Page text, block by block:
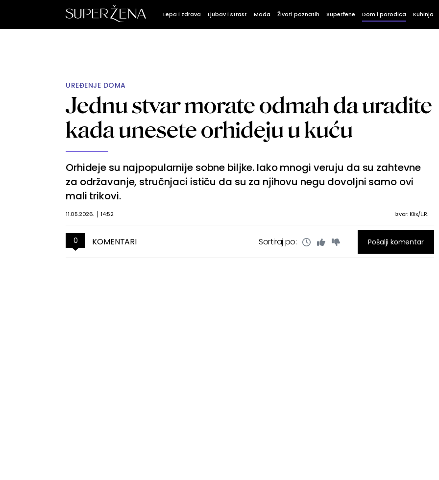
Lepa i zdrava Ljubav i strast Moda Životi poznatih Superžene Dom i porodica Kuhinja
UREĐENJE DOMA
Jednu stvar morate odmah da uradite
kada unesete orhideju u kuću
Orhideje su najpopularnije sobne biljke. Iako mnogi veruju da su zahtevne
za održavanje, stručnjaci ističu da su za njihovu negu dovoljni samo ovi
mali trikovi.
11.05.2026. 14:52 Izvor: Klix/L.R.
0 KOMENTARI Sortiraj po: Pošalji komentar